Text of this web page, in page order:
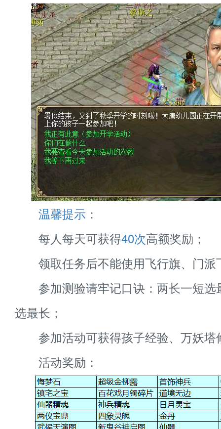
温馨提示 ：
每人每天可获得40次高额奖励；
领取任务后不能使用飞行旗、门派
参加测验请牢记口诀：两长一短选
选最长；
参加活动可获得孩子经验、万妖塔
活动奖励：